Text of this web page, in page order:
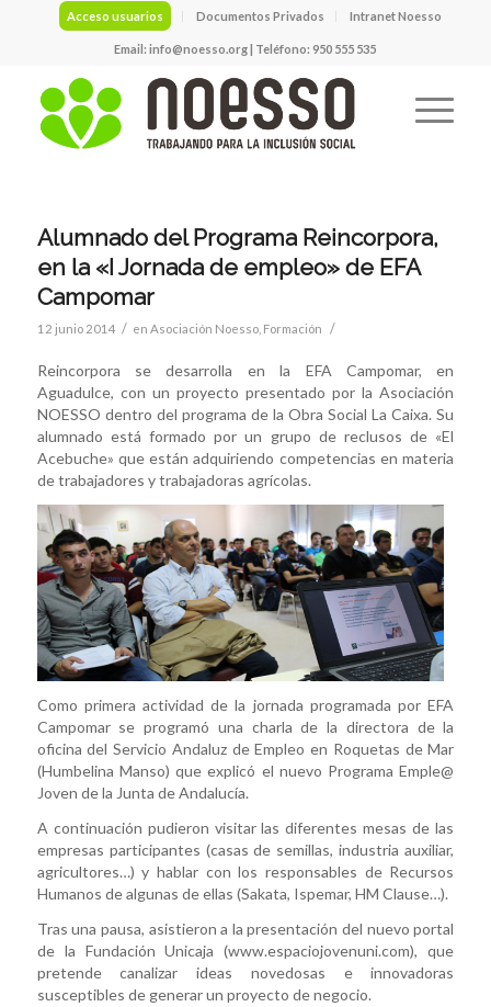
Acceso usuarios Documentos Privados Intranet Noesso
Email:info@noesso.org| Teléfono: 950 555 535
Alumnado del Programa Reincorpora,
en la «I Jornada de empleo» de EFA
Campomar
12 junio 2014 / en Asociación Noesso, Formación /
Reincorpora se desarrolla en la EFA Campomar, en
Aguadulce, con un proyecto presentado por la Asociación
NOESSO dentro del programa de la Obra Social La Caixa. Su
alumnado está formado por un grupo de reclusos de «El
Acebuche» que están adquiriendo competencias en materia
de trabajadores y trabajadoras agrícolas.
Como primera actividad de la jornada programada por EFA
Campomar se programó una charla de la directora de la
oficina del Servicio Andaluz de Empleo en Roquetas de Mar
(Humbelina Manso) que explicó el nuevo Programa Emple@
Joven de la Junta de Andalucía.
A continuación pudieron visitar las diferentes mesas de las
empresas participantes (casas de semillas, industria auxiliar,
agricultores…) y hablar con los responsables de Recursos
Humanos de algunas de ellas (Sakata, Ispemar, HM Clause…).
Tras una pausa, asistieron a la presentación del nuevo portal
de la Fundación Unicaja (www.espaciojovenuni.com), que
pretende canalizar ideas novedosas e innovadoras
susceptibles de generar un proyecto de negocio.